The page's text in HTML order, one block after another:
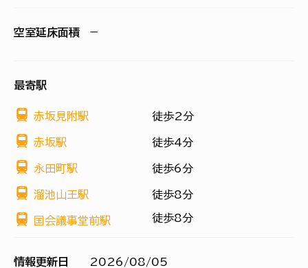
空室延床面積 −
最寄駅
赤坂見附駅 徒歩2分
赤坂駅 徒歩4分
永田町駅 徒歩6分
溜池山王駅 徒歩8分
国会議事堂前駅 徒歩8分
情報更新日 2026/08/05